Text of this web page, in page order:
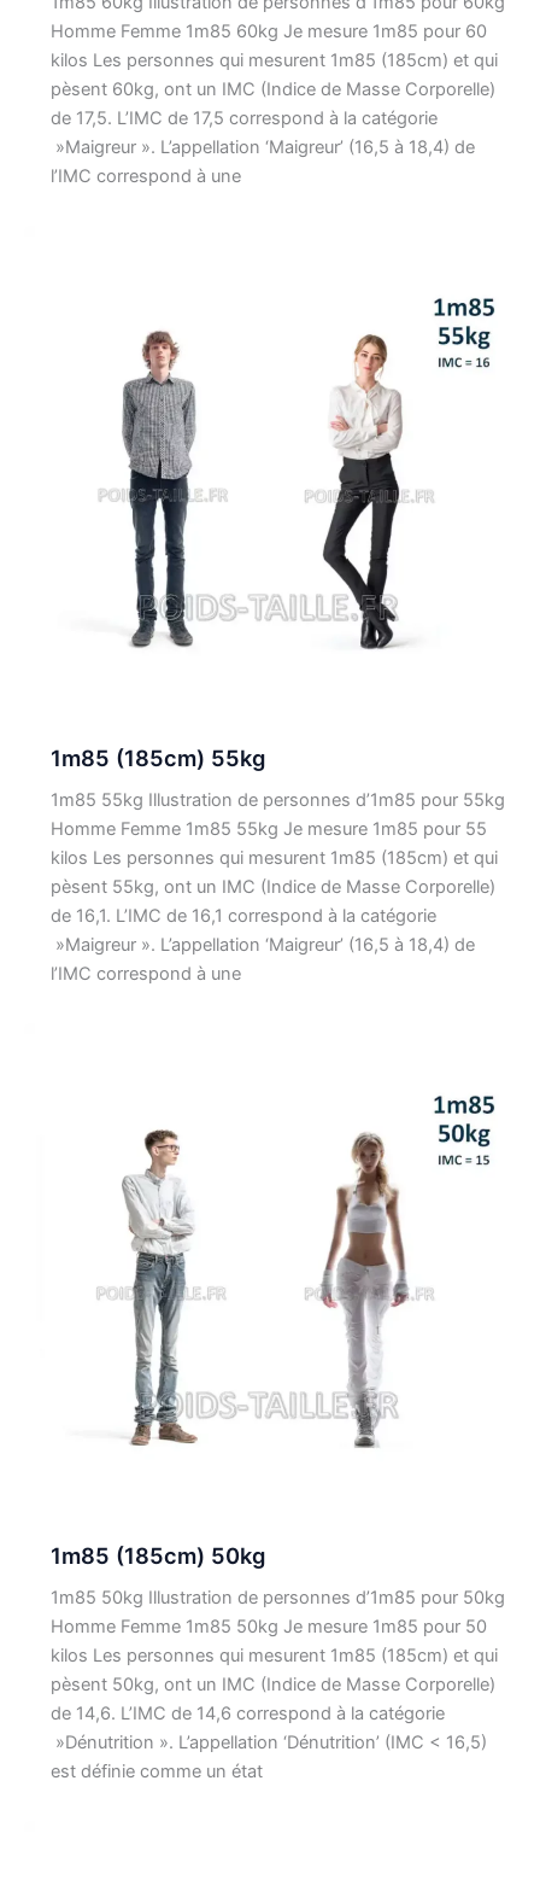
Homme Femme 1m85 60kg Je mesure 1m85 pour 60
kilos Les personnes qui mesurent 1m85 (185cm) et qui
pèsent 60kg, ont un IMC (Indice de Masse Corporelle)
de 17,5. L’IMC de 17,5 correspond à la catégorie
»Maigreur ». L’appellation ‘Maigreur’ (16,5 à 18,4) de
l’IMC correspond à une
1m85 (185cm) 55kg
1m85 55kg Illustration de personnes d’1m85 pour 55kg
Homme Femme 1m85 55kg Je mesure 1m85 pour 55
kilos Les personnes qui mesurent 1m85 (185cm) et qui
pèsent 55kg, ont un IMC (Indice de Masse Corporelle)
de 16,1. L’IMC de 16,1 correspond à la catégorie
»Maigreur ». L’appellation ‘Maigreur’ (16,5 à 18,4) de
l’IMC correspond à une
1m85 (185cm) 50kg
1m85 50kg Illustration de personnes d’1m85 pour 50kg
Homme Femme 1m85 50kg Je mesure 1m85 pour 50
kilos Les personnes qui mesurent 1m85 (185cm) et qui
pèsent 50kg, ont un IMC (Indice de Masse Corporelle)
de 14,6. L’IMC de 14,6 correspond à la catégorie
»Dénutrition ». L’appellation ‘Dénutrition’ (IMC < 16,5)
est définie comme un état